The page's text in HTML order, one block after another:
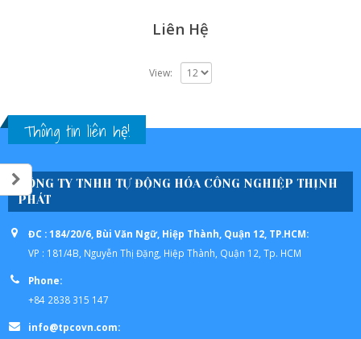
Liên Hệ
View:
Thông tin liên hệ!
CÔNG TY TNHH TỰ ĐỘNG HÓA CÔNG NGHIỆP THỊNH
PHÁT
ĐC : 184/20/6, Bùi Văn Ngữ, Hiệp Thành, Quận 12, TP.HCM:
VP : 181/4B, Nguyễn Thị Đặng, Hiệp Thành, Quận 12, Tp. HCM
Phone:
+84 2838 315 147
info@tpcovn.com: